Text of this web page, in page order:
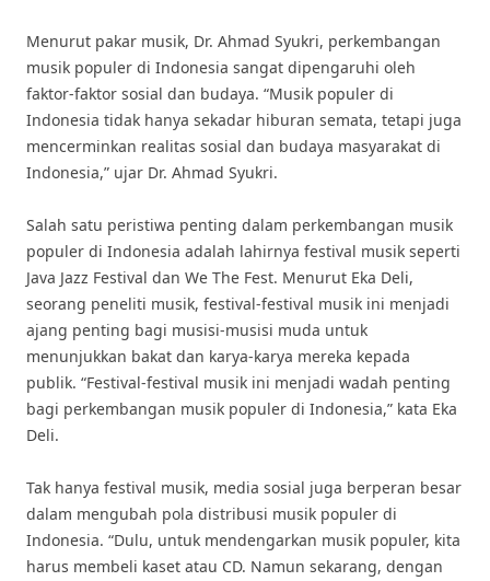
Menurut pakar musik, Dr. Ahmad Syukri, perkembangan
musik populer di Indonesia sangat dipengaruhi oleh
faktor-faktor sosial dan budaya. “Musik populer di
Indonesia tidak hanya sekadar hiburan semata, tetapi juga
mencerminkan realitas sosial dan budaya masyarakat di
Indonesia,” ujar Dr. Ahmad Syukri.
Salah satu peristiwa penting dalam perkembangan musik
populer di Indonesia adalah lahirnya festival musik seperti
Java Jazz Festival dan We The Fest. Menurut Eka Deli,
seorang peneliti musik, festival-festival musik ini menjadi
ajang penting bagi musisi-musisi muda untuk
menunjukkan bakat dan karya-karya mereka kepada
publik. “Festival-festival musik ini menjadi wadah penting
bagi perkembangan musik populer di Indonesia,” kata Eka
Deli.
Tak hanya festival musik, media sosial juga berperan besar
dalam mengubah pola distribusi musik populer di
Indonesia. “Dulu, untuk mendengarkan musik populer, kita
harus membeli kaset atau CD. Namun sekarang, dengan